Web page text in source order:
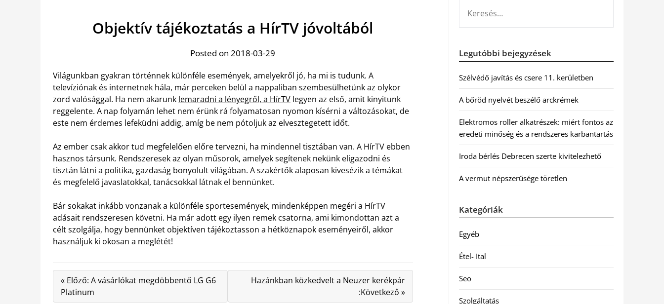
Objektív tájékoztatás a HírTV jóvoltából
Posted on 2018-03-29
Világunkban gyakran történnek különféle események, amelyekről jó, ha mi is tudunk. A
televíziónak és internetnek hála, már perceken belül a nappaliban szembesülhetünk az olykor
zord valósággal. Ha nem akarunk lemaradni a lényegről, a HírTV legyen az első, amit kinyitunk
reggelente. A nap folyamán lehet nem érünk rá folyamatosan nyomon kísérni a változásokat, de
este nem érdemes lefeküdni addig, amíg be nem pótoljuk az elvesztegetett időt.
Az ember csak akkor tud megfelelően előre tervezni, ha mindennel tisztában van. A HírTV ebben
hasznos társunk. Rendszeresek az olyan műsorok, amelyek segítenek nekünk eligazodni és
tisztán látni a politika, gazdaság bonyolult világában. A szakértők alaposan kivesézik a témákat
és megfelelő javaslatokkal, tanácsokkal látnak el bennünket.
Bár sokakat inkább vonzanak a különféle sportesemények, mindenképpen megéri a HírTV
adásait rendszeresen követni. Ha már adott egy ilyen remek csatorna, ami kimondottan azt a
célt szolgálja, hogy bennünket objektíven tájékoztasson a hétköznapok eseményeiről, akkor
használjuk ki okosan a meglétét!
« Előző: A vásárlókat megdöbbentő LG G6
Platinum
Hazánkban közkedvelt a Neuzer kerékpár
:Következő »
Legutóbbi bejegyzések
Szélvédő javítás és csere 11. kerületben
A bőröd nyelvét beszélő arckrémek
Elektromos roller alkatrészek: miért fontos az
eredeti minőség és a rendszeres karbantartás
Iroda bérlés Debrecen szerte kivitelezhető
A vermut népszerűsége töretlen
Kategóriák
Egyéb
Étel- Ital
Seo
Szolgáltatás